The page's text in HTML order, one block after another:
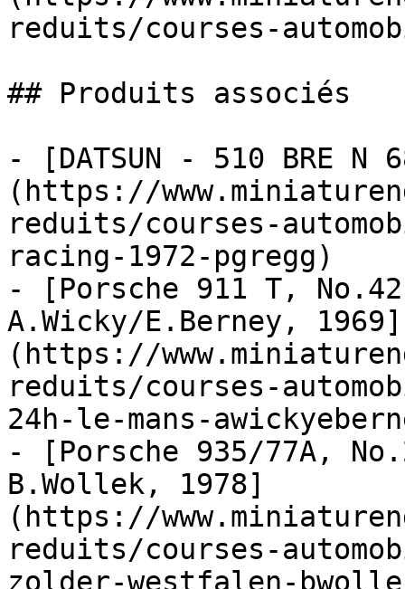
reduits/courses-
## Produits associés
- [DATSUN - 510 BRE N
(https://
reduits/courses-
racing-1972-pgregg)
- [Porsche 911 T,
A.Wicky/E.Berney, 1969]
(https://
reduits/courses-
24h-le-mans-
- [Porsche 935/77A,
B.Wollek, 1978]
(https://
reduits/courses-
zolder-westfalen-